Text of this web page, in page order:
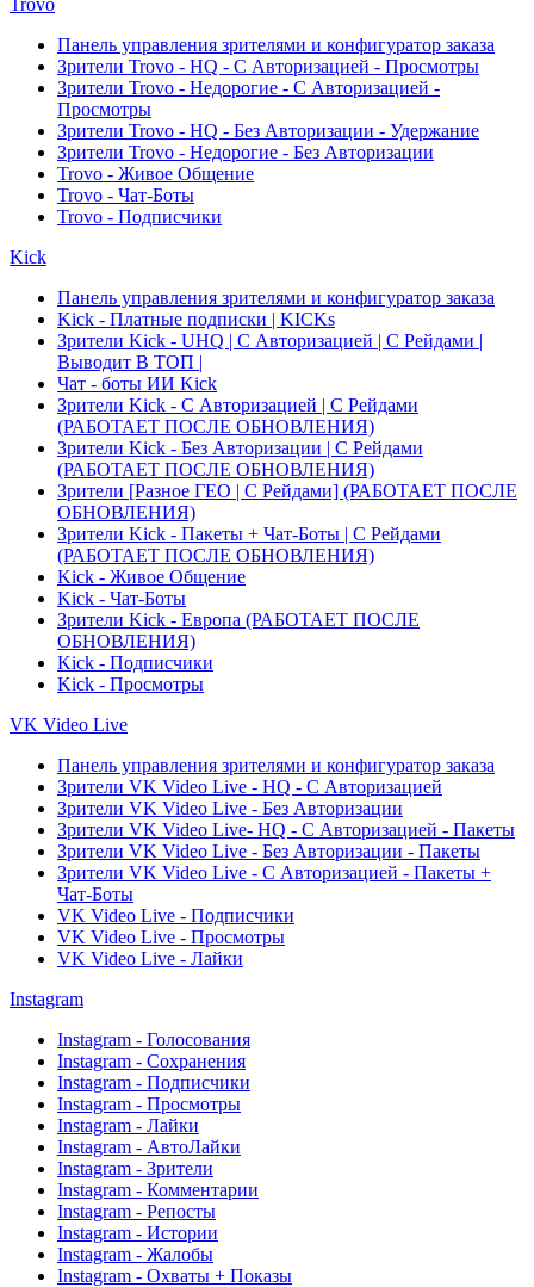
Trovo
Панель управления зрителями и конфигуратор заказа
Зрители Trovo - HQ - С Авторизацией - Просмотры
Зрители Trovo - Недорогие - С Авторизацией -
Просмотры
Зрители Trovo - HQ - Без Авторизации - Удержание
Зрители Trovo - Недорогие - Без Авторизации
Trovo - Живое Общение
Trovo - Чат-Боты
Trovo - Подписчики
Kick
Панель управления зрителями и конфигуратор заказа
Kick - Платные подписки | KICKs
Зрители Kick - UHQ | С Авторизацией | С Рейдами |
Выводит В ТОП |
Чат - боты ИИ Kick
Зрители Kick - С Авторизацией | С Рейдами
(РАБОТАЕТ ПОСЛЕ ОБНОВЛЕНИЯ)
Зрители Kick - Без Авторизации | С Рейдами
(РАБОТАЕТ ПОСЛЕ ОБНОВЛЕНИЯ)
Зрители [Разное ГЕО | С Рейдами] (РАБОТАЕТ ПОСЛЕ
ОБНОВЛЕНИЯ)
Зрители Kick - Пакеты + Чат-Боты | С Рейдами
(РАБОТАЕТ ПОСЛЕ ОБНОВЛЕНИЯ)
Kick - Живое Общение
Kick - Чат-Боты
Зрители Kick - Европа (РАБОТАЕТ ПОСЛЕ
ОБНОВЛЕНИЯ)
Kick - Подписчики
Kick - Просмотры
VK Video Live
Панель управления зрителями и конфигуратор заказа
Зрители VK Video Live - HQ - С Авторизацией
Зрители VK Video Live - Без Авторизации
Зрители VK Video Live- HQ - С Авторизацией - Пакеты
Зрители VK Video Live - Без Авторизации - Пакеты
Зрители VK Video Live - С Авторизацией - Пакеты +
Чат-Боты
VK Video Live - Подписчики
VK Video Live - Просмотры
VK Video Live - Лайки
Instagram
Instagram - Голосования
Instagram - Сохранения
Instagram - Подписчики
Instagram - Просмотры
Instagram - Лайки
Instagram - АвтоЛайки
Instagram - Зрители
Instagram - Комментарии
Instagram - Репосты
Instagram - Истории
Instagram - Жалобы
Instagram - Охваты + Показы